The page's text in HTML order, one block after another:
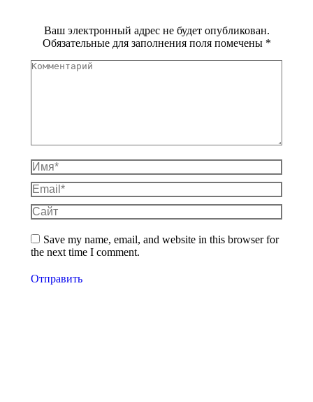
Ваш электронный адрес не будет опубликован.
Обязательные для заполнения поля помечены *
Комментарий
Имя *
Email *
Сайт
Save my name, email, and website in this browser for
the next time I comment.
Отправить